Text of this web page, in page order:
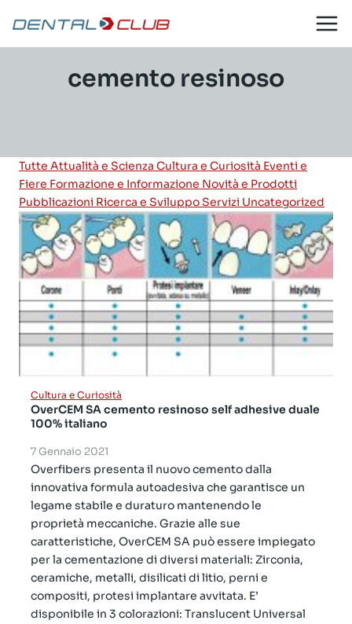
contenuto
cemento resinoso
Tutte Attualità e Scienza Cultura e Curiosità Eventi e
Fiere Formazione e Informazione Novità e Prodotti
Pubblicazioni Ricerca e SviluppoServizi Uncategorized
Cultura e Curiosità
OverCEM SA cemento resinoso self adhesive duale
100% italiano
7 Gennaio 2021
Overfibers presenta il nuovo cemento dalla
innovativa formula autoadesiva che garantisce un
legame stabile e duraturo mantenendo le
proprietà meccaniche. Grazie alle sue
caratteristiche, OverCEM SA può essere impiegato
per la cementazione di diversi materiali: Zirconia,
ceramiche, metalli, disilicati di litio, perni e
compositi, protesi implantare avvitata. E’
disponibile in 3 colorazioni: Translucent Universal